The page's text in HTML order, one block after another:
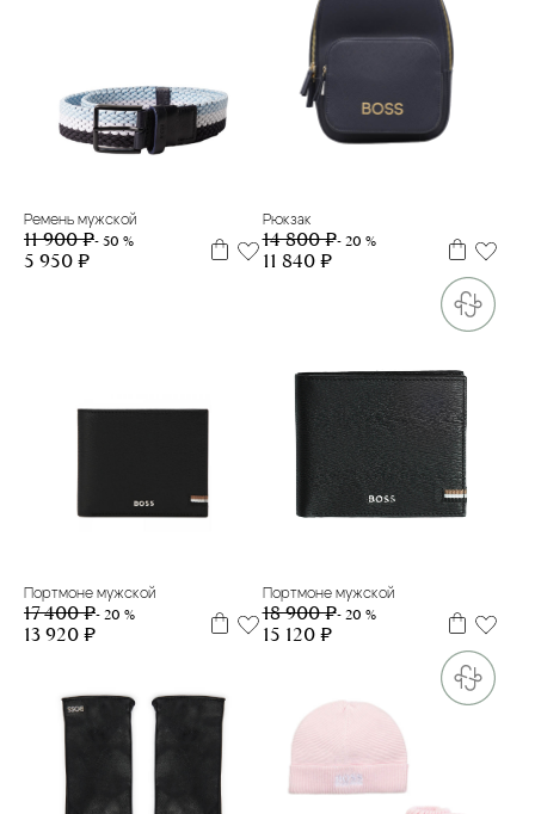
Ремень мужской
11 900 ₽- 50 %
5 950 ₽
Рюкзак
14 800 ₽- 20 %
11 840 ₽
Портмоне мужской
17 400 ₽- 20 %
13 920 ₽
Портмоне мужской
18 900 ₽- 20 %
15 120 ₽